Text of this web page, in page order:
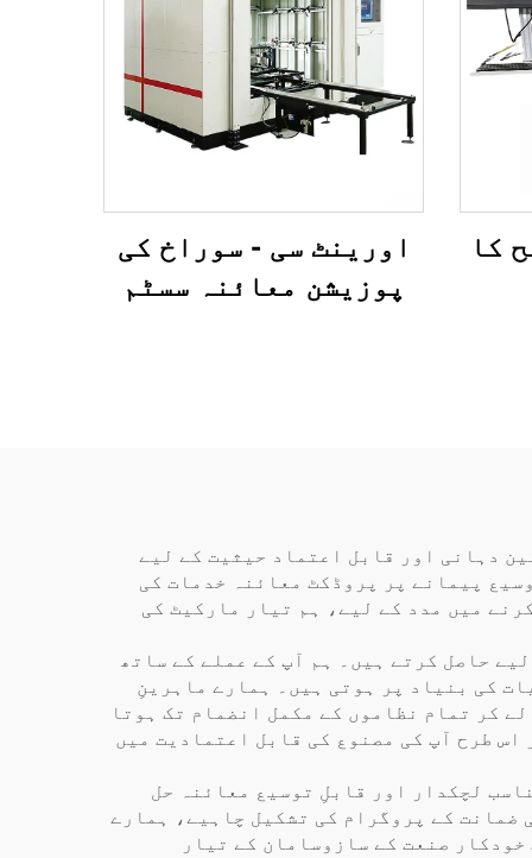
کا
اورینٹ سی - سوراخ کی
پوزیشن معائنہ سسٹم
دہانی اور قابل اعتماد حیثیت کے لیے
پیمانے پر پروڈکٹ معائنہ خدمات کی
میں مدد کے لیے، ہم تیار مارکیٹ کی
حاصل کرتے ہیں۔ ہم آپ کے عملے کے ساتھ
کی بنیاد پر ہوتی ہیں۔ ہمارے ماہرینِ
کر تمام نظاموں کے مکمل انضمام تک ہوتا
طرح آپ کی مصنوع کی قابل اعتمادیت میں
لچکدار اور قابلِ توسیع معائنہ حل
ضمانت کے پروگرام کی تشکیل چاہیے، ہمارے
صنعت کے سازوسامان کے تیار